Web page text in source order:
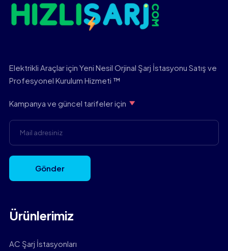
Elektrikli Araçlar için Yeni Nesil Orjinal Şarj İstasyonu Satış ve
Profesyonel Kurulum Hizmeti ™
Kampanya ve güncel tarifeler için
Gönder
Ürünlerimiz
AC Şarj İstasyonları